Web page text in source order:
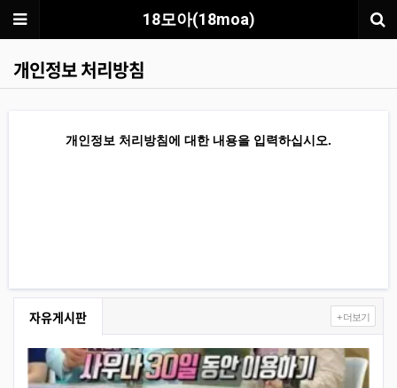
메뉴 18모아(18moa)
개인정보 처리방침
개인정보 처리방침에 대한 내용을 입력하십시오.
자유게시판 + 더보기